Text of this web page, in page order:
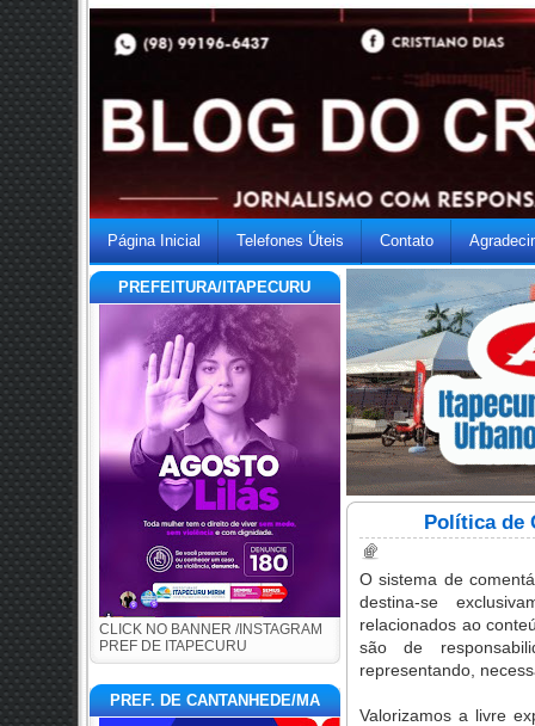
Página Inicial Telefones Úteis Contato
PREFEITURA/ITAPECURU
CLICK NO BANNER /INSTAGRAM
PREF DE ITAPECURU
PREF. DE CANTANHEDE/MA
Política de
O sistema de
destina-se
relacionados ao
são de
representando,
Valorizamos a livre